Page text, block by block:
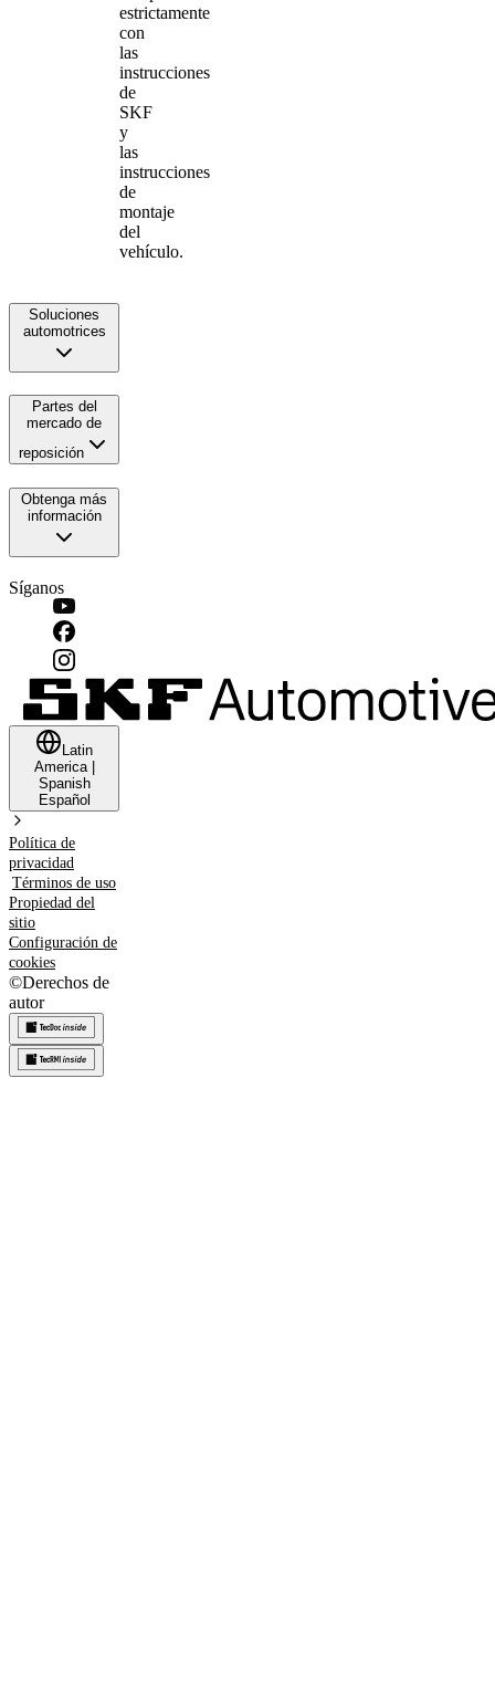
estrictamente
con
las
instrucciones
de
SKF
y
las
instrucciones
de
montaje
del
vehículo.
Soluciones
automotrices
Partes del
mercado de
reposición
Obtenga más
información
Síganos
Latin
America|
Spanish
Español
Política de
privacidad
Términos de uso
Propiedad del
sitio
Configuración de
cookies
©Derechos de
autor